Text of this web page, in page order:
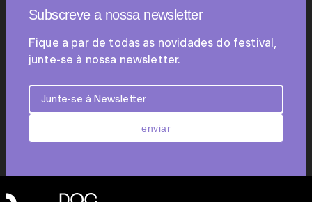
Subscreve a nossa newsletter
Fique a par de todas as novidades do festival,
junte-se à nossa newsletter.
enviar